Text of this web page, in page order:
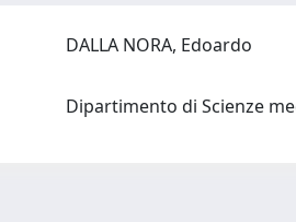
DALLA NORA, Edoardo
Dipartimento di Scienze